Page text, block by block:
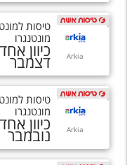
Arkia
טיסות ל
מונטנגרו
כיוון
דצמבר
Arkia
טיסות ל
מונטנגרו
כיוון
נובמבר